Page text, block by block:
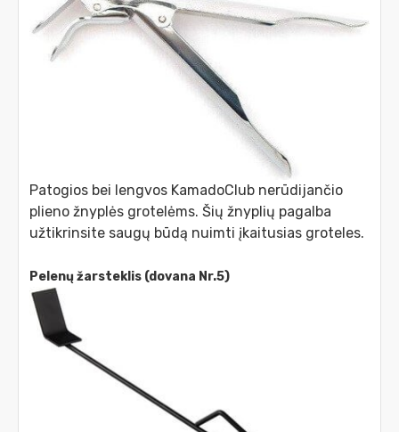
Patogios bei lengvos KamadoClub nerūdijančio
plieno žnyplės grotelėms. Šių žnyplių pagalba
užtikrinsite saugų būdą nuimti įkaitusias groteles.
Pelenų žarsteklis (dovana Nr.5)